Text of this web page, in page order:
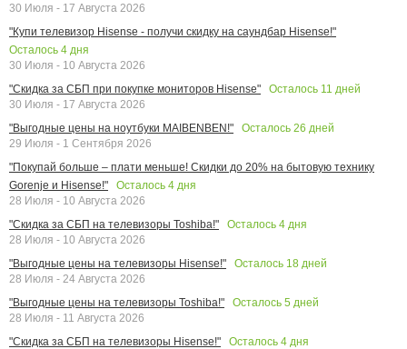
30 Июля - 17 Августа 2026
"Купи телевизор Hisense - получи скидку на саундбар Hisense!"
Осталось 4 дня
30 Июля - 10 Августа 2026
"Скидка за СБП при покупке мониторов Hisense"
Осталось 11 дней
30 Июля - 17 Августа 2026
"Выгодные цены на ноутбуки MAIBENBEN!"
Осталось 26 дней
29 Июля - 1 Сентября 2026
"Покупай больше – плати меньше! Скидки до 20% на бытовую технику
Gorenje и Hisense!"
Осталось 4 дня
28 Июля - 10 Августа 2026
"Скидка за СБП на телевизоры Toshiba!"
Осталось 4 дня
28 Июля - 10 Августа 2026
"Выгодные цены на телевизоры Hisense!"
Осталось 18 дней
28 Июля - 24 Августа 2026
"Выгодные цены на телевизоры Toshiba!"
Осталось 5 дней
28 Июля - 11 Августа 2026
"Скидка за СБП на телевизоры Hisense!"
Осталось 4 дня